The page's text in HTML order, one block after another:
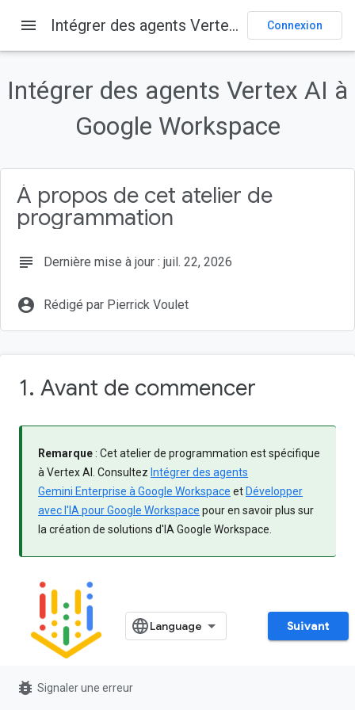
1. Avant de commencer
Qu'est-ce que Vertex AI ?
Qu'est-ce que Google Workspace ?
Quels types d'intégrations personnalisées ?
menu Intégrer des agents Vertex AI à Google Workspace Connexion
Intégrer des agents Vertex AI à
Google Workspace
À propos de cet atelier de
programmation
subject Dernière mise à jour : juil. 22, 2026
account_circle Rédigé par Pierrick Voulet
1. Avant de commencer
Remarque: Cet atelier de programmation est spécifique
à Vertex AI. Consultez Intégrer des agents
Gemini Enterprise à Google Workspace et Développer
avec l'IA pour Google Workspace pour en savoir plus sur
la création de solutions d'IA Google Workspace.
Qu'est-ce que Vertex AI ?
Suivant
bug_report Signaler une erreur